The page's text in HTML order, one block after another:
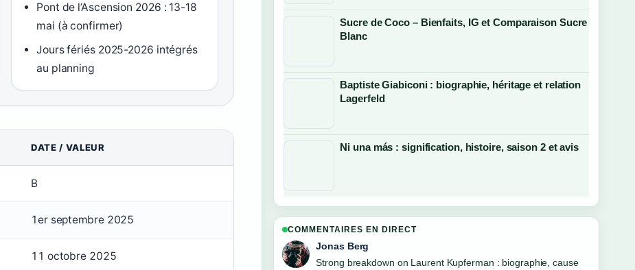
Pont de l’Ascension 2026 : 13-18
mai (à confirmer)
Jours fériés 2025-2026 intégrés
au planning
DATE / VALEUR
B
1er septembre 2025
11 octobre 2025
Sucre de Coco – Bienfaits, IG et Comparaison Sucre
Blanc
Baptiste Giabiconi : biographie, héritage et relation
Lagerfeld
Ni una más : signification, histoire, saison 2 et avis
COMMENTAIRES EN DIRECT
Jonas Berg
Strong breakdown on Laurent Kupferman : biographie, cause